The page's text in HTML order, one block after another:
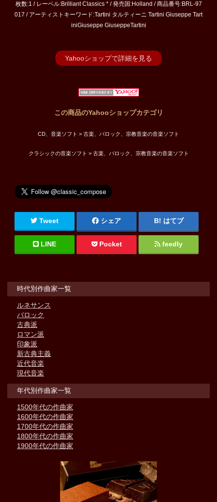
枚数:1 / レーベル:Brilliant Classics * / 発売国:Holland / 商品番号:BRL-97
017 / アーティストキーワード:Tartini タルティーニ Tartini Giuseppe Tart
iniGiuseppe GiuseppeTartini
Yahooショップで詳細を見る
この商品のYahooショップカテゴリ
CD、音楽ソフト > 古楽、バロック、宗教音楽の音楽ソフト
クラシックの音楽ソフト > 古楽、バロック、宗教音楽の音楽ソフト
Tweet シェア はてブ
LINE Pocket feedly
時代別作曲家一覧
ルネサンス
バロック
古典派
ロマン派
印象派
新古典主義
近代音楽
現代音楽
年代別作曲家一覧
1500年代の作曲家
1600年代の作曲家
1700年代の作曲家
1800年代の作曲家
1900年代の作曲家